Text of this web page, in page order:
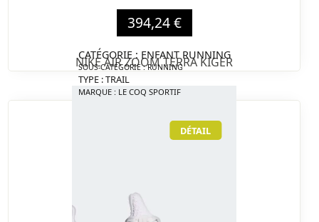
394,24 €
CATÉGORIE : ENFANT RUNNING
SOUS-CATÉGORIE : RUNNING
TYPE : TRAIL
MARQUE : LE COQ SPORTIF
DÉTAIL
NIKE AIR ZOOM TERRA KIGER